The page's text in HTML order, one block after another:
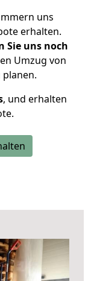
uns
erhalten.
Sie uns noch
Umzug von
, und erhalten